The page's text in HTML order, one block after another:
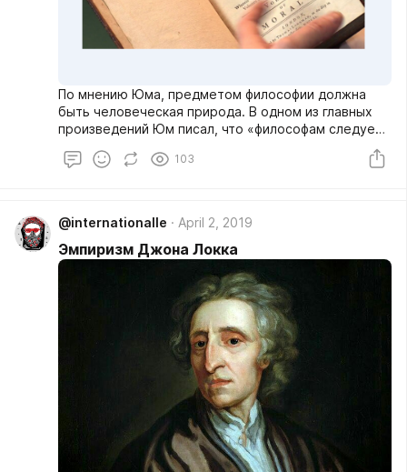
По мнению Юма, предметом философии должна
быть человеческая природа. В одном из главных
произведений Юм писал, что «философам следует
умозрения и изучать ее тщательно и точно с
заставляют нас одобрять или порицать тот или
иной частный объект, поступок или образ
действий».
103
@internationalle April 2, 2019
Эмпиризм Джона Локка